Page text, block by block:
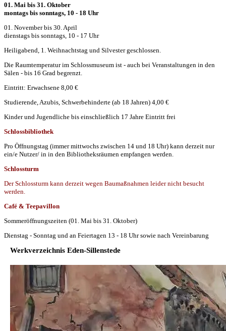
01. Mai bis 31. Oktober
montags bis sonntags, 10 - 18 Uhr
01. November bis 30. April
dienstags bis sonntags, 10 - 17 Uhr
Heiligabend, 1. Weihnachtstag und Silvester geschlossen.
Die Raumtemperatur im Schlossmuseum ist - auch bei Veranstaltungen in den
Sälen - bis 16 Grad begrenzt.
Eintritt: Erwachsene 8,00 €
Studierende, Azubis, Schwerbehinderte (ab 18 Jahren) 4,00 €
Kinder und Jugendliche bis einschließlich 17 Jahre Eintritt frei
Schlossbibliothek
Pro Öffnungstag (immer mittwochs zwischen 14 und 18 Uhr) kann derzeit nur
ein/e Nutzer/ in in den Bibliotheksräumen empfangen werden.
Schlossturm
Der Schlossturm kann derzeit wegen Baumaßnahmen leider nicht besucht
werden.
Café & Teepavillon
Sommeröffnungszeiten (01. Mai bis 31. Oktober)
Dienstag - Sonntag und an Feiertagen 13 - 18 Uhr sowie nach Vereinbarung
Werkverzeichnis Eden-Sillenstede